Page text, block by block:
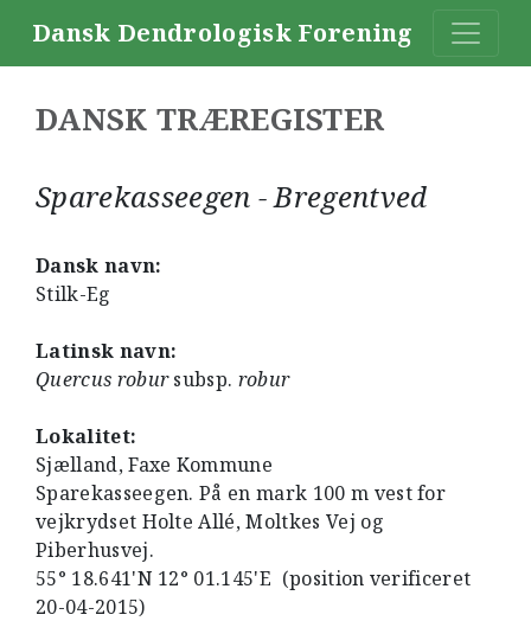
Dansk Dendrologisk Forening
DANSK TRÆREGISTER
Sparekasseegen - Bregentved
Dansk navn:
Stilk-Eg
Latinsk navn:
Quercus robursubsp. robur
Lokalitet:
Sjælland, Faxe Kommune
Sparekasseegen. På en mark 100 m vest for
vejkrydset Holte Allé, Moltkes Vej og
Piberhusvej.
55° 18.641'N 12° 01.145'E (position verificeret
20-04-2015)